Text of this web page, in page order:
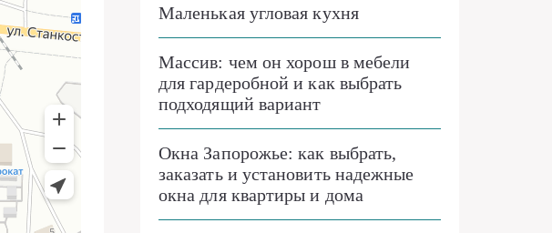
Маленькая угловая кухня
Массив: чем он хорош в мебели
для гардеробной и как выбрать
подходящий вариант
Окна Запорожье: как выбрать,
заказать и установить надежные
окна для квартиры и дома